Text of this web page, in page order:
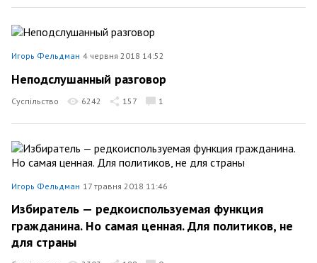
Игорь Фельдман 4 червня 2018 14:52
Неподслушанный разговор
Суспільство 6242 157 1
Игорь Фельдман 17 травня 2018 11:46
Избиратель — редкоиспользуемая функция
гражданина. Но самая ценная. Для политиков, не
для страны